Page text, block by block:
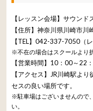
【レッスン会場】サウンド
【住所】神奈川県川崎市
【TEL】042-337-7050（
※不在の場合はスクールより
【営業時間】10：00～22
【アクセス】JR川崎駅よ
セスの良い場所です。
※駐車場はございませんので
い。